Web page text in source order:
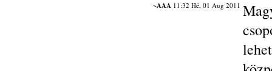
~AAA11:32 Hé, 01 Aug 2011